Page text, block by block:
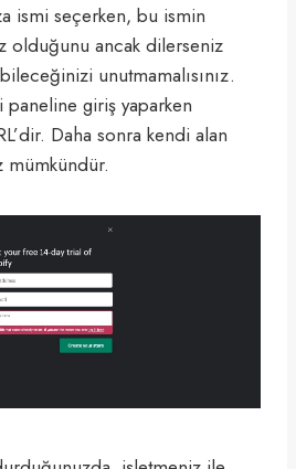
ismi seçerken, bu ismin
olduğunu ancak dilerseniz
unutmamalısınız.
giriş yaparken
Daha sonra kendi alan
mümkündür.